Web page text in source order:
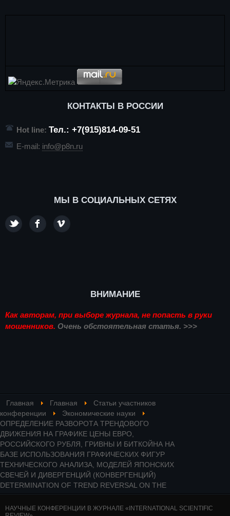
КОНТАКТЫ В РОССИИ
Hot line: Тел.: +7(915)814-09-51
E-mail: info@p8n.ru
МЫ В СОЦИАЛЬНЫХ СЕТЯХ
ВНИМАНИЕ
Как авторам, при выборе журнала, не попасть в руки
мошенников. Очень обстоятельная статья. >>>
Главная Главная
Статьи участников
конференции
Экономические науки
ОПРЕДЕЛЕНИЕ РАЗВОРОТА ТРЕНДОВОГО
ДВИЖЕНИЯ НА ГРАФИКЕ ЦЕНЫ ЕВРО,
РОССИЙСКОГО РУБЛЯ, ГРИВНЫ И БИТКОЙНА НА
БАЗЕ ИСПОЛЬЗОВАНИЯ ГРАФИЧЕСКИХ ФИГУР
ТЕХНИЧЕСКОГО АНАЛИЗА, МОДЕЛЕЙ ЯПОНСКИХ
СВЕЧЕЙ И ДИВЕРГЕНЦИЙ (КОНВЕРГЕНЦИЙ)
DETERMINATION OF TREND REVERSAL ON THE
НАУЧНЫЕ КОНФЕРЕНЦИИ В ЖУРНАЛЕ «INTERNATIONAL SCIENTIFIC